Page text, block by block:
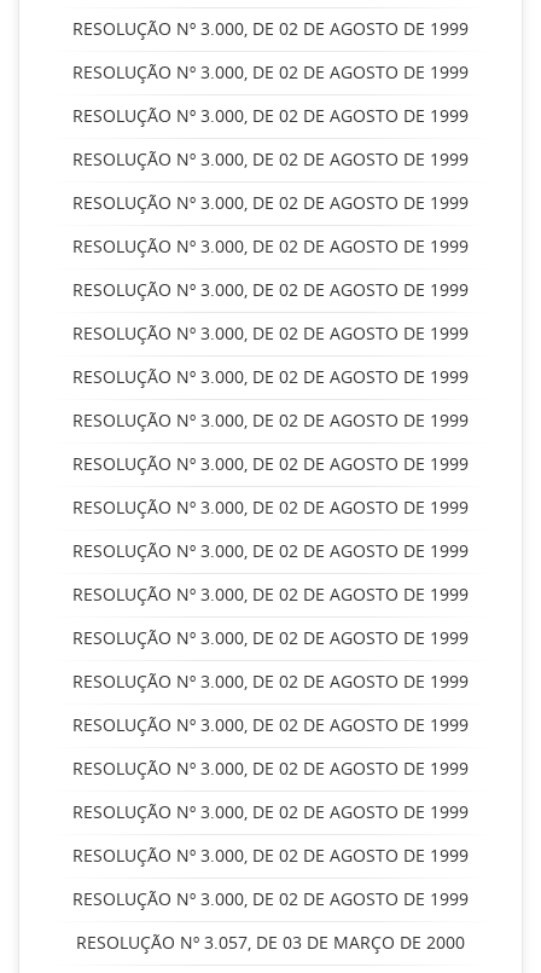
RESOLUÇÃO Nº 3.000, DE 02 DE AGOSTO DE 1999
RESOLUÇÃO Nº 3.000, DE 02 DE AGOSTO DE 1999
RESOLUÇÃO Nº 3.000, DE 02 DE AGOSTO DE 1999
RESOLUÇÃO Nº 3.000, DE 02 DE AGOSTO DE 1999
RESOLUÇÃO Nº 3.000, DE 02 DE AGOSTO DE 1999
RESOLUÇÃO Nº 3.000, DE 02 DE AGOSTO DE 1999
RESOLUÇÃO Nº 3.000, DE 02 DE AGOSTO DE 1999
RESOLUÇÃO Nº 3.000, DE 02 DE AGOSTO DE 1999
RESOLUÇÃO Nº 3.000, DE 02 DE AGOSTO DE 1999
RESOLUÇÃO Nº 3.000, DE 02 DE AGOSTO DE 1999
RESOLUÇÃO Nº 3.000, DE 02 DE AGOSTO DE 1999
RESOLUÇÃO Nº 3.000, DE 02 DE AGOSTO DE 1999
RESOLUÇÃO Nº 3.000, DE 02 DE AGOSTO DE 1999
RESOLUÇÃO Nº 3.000, DE 02 DE AGOSTO DE 1999
RESOLUÇÃO Nº 3.000, DE 02 DE AGOSTO DE 1999
RESOLUÇÃO Nº 3.000, DE 02 DE AGOSTO DE 1999
RESOLUÇÃO Nº 3.000, DE 02 DE AGOSTO DE 1999
RESOLUÇÃO Nº 3.000, DE 02 DE AGOSTO DE 1999
RESOLUÇÃO Nº 3.000, DE 02 DE AGOSTO DE 1999
RESOLUÇÃO Nº 3.000, DE 02 DE AGOSTO DE 1999
RESOLUÇÃO Nº 3.000, DE 02 DE AGOSTO DE 1999
RESOLUÇÃO Nº 3.057, DE 03 DE MARÇO DE 2000